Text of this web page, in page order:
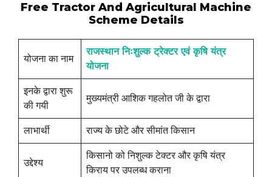
Free Tractor And Agricultural Machine
Scheme Details
योजना का नाम
राजस्थान निःशुल्क ट्रेक्टर एवं कृषि यंत्र
योजना
इनके द्वारा शुरू
की गयी
मुख्यमंत्री आशिक गहलोत जी के द्वारा
लाभार्थी राज्य के छोटे और सीमांत किसान
उद्देश्य
किसानो को निशुल्क टेक्टर और कृषि यंत्र
किराय पर उपलब्ध कराना